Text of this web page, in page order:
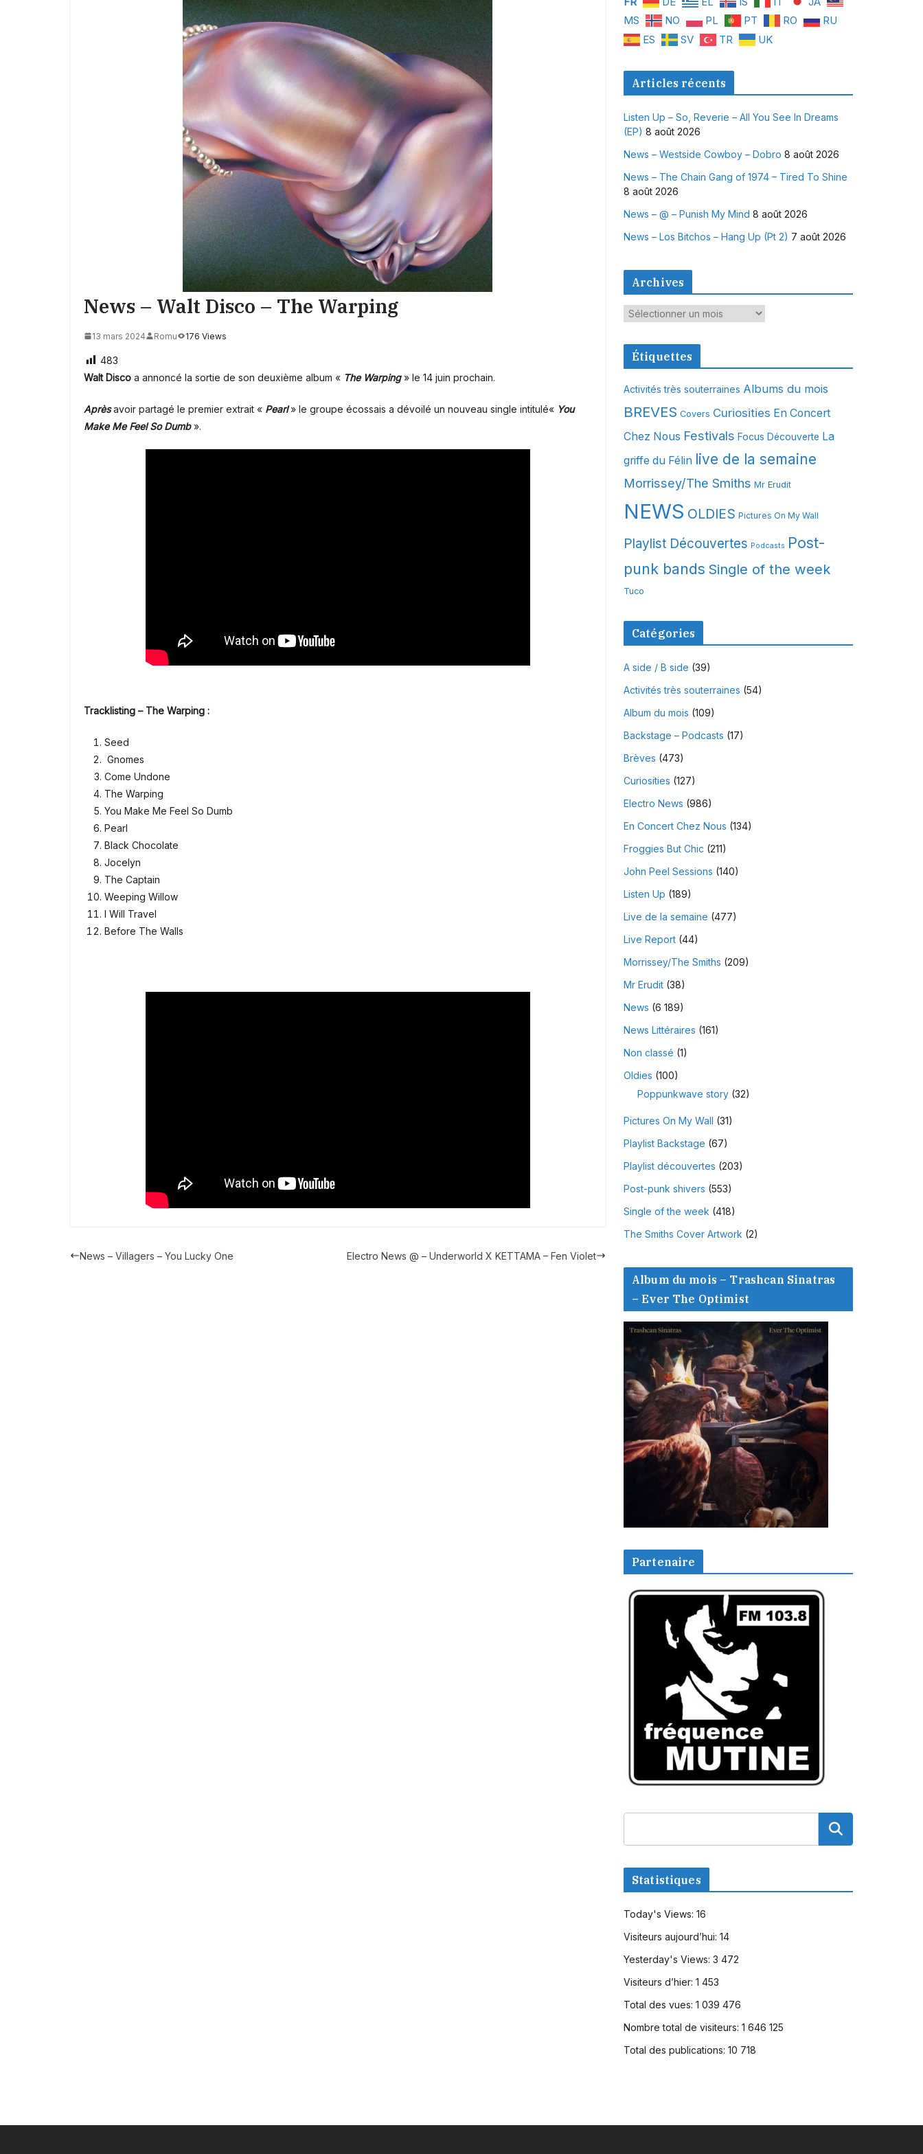
News – Walt Disco – The Warping
13 mars 2024 Romu 176 Views
483
Walt Disco a annoncé la sortie de son deuxième album « The Warping» le 14 juin prochain.
Aprèsavoir partagé le premier extrait « Pearl » le groupe écossais a dévoilé un nouveau single intitulé« You
Make Me Feel So Dumb ».
Tracklisting – The Warping :
Seed
Gnomes
Come Undone
The Warping
You Make Me Feel So Dumb
Pearl
Black Chocolate
Jocelyn
The Captain
Weeping Willow
I Will Travel
Before The Walls
News – Villagers – You Lucky One Electro News @ – Underworld X KETTAMA – Fen Violet
MS
NO PL PT RO
RU
ES
SV TR UK
Articles récents
Listen Up – So, Reverie – All You See In Dreams
(EP) 8 août 2026
News – Westside Cowboy – Dobro 8 août 2026
News – The Chain Gang of 1974 – Tired To Shine
8 août 2026
News – @ – Punish My Mind 8 août 2026
News – Los Bitchos – Hang Up (Pt 2) 7 août 2026
Archives
A
c
e
s
Étiquettes
Activités très souterraines Albums du mois
BREVES Covers Curiosities En Concert
Chez Nous Festivals Focus Découverte La
griffe du Félin live de la semaine
Morrissey/The Smiths Mr Erudit
NEWS OLDIES Pictures On My Wall
Playlist Découvertes Podcasts Post-
punk bands Single of the week
Tuco
Catégories
A side / B side (39)
Activités très souterraines (54)
Album du mois (109)
Backstage – Podcasts (17)
Brèves (473)
Curiosities (127)
Electro News (986)
En Concert Chez Nous (134)
Froggies But Chic (211)
John Peel Sessions (140)
Listen Up (189)
Live de la semaine (477)
Live Report(44)
Morrissey/The Smiths (209)
Mr Erudit(38)
News (6 189)
News Littéraires (161)
Non classé (1)
Oldies (100)
Poppunkwave story(32)
Pictures On My Wall (31)
Playlist Backstage (67)
Playlist découvertes (203)
Post-punk shivers (553)
Single of the week (418)
The Smiths Cover Artwork (2)
Album du mois – Trashcan Sinatras
– Ever The Optimist
Partenaire
Statistiques
Today's Views: 16
Visiteurs aujourd’hui: 14
Yesterday's Views: 3 472
Visiteurs d’hier: 1 453
Total des vues: 1 039 476
Nombre total de visiteurs: 1 646 125
Total des publications: 10 718